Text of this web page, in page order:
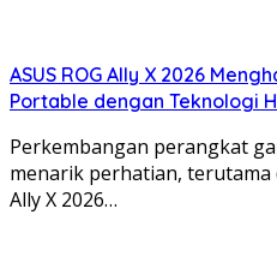
ASUS ROG Ally X 2026
Portable dengan Teknologi
Perkembangan perangkat
menarik perhatian, terutama
Ally X 2026…